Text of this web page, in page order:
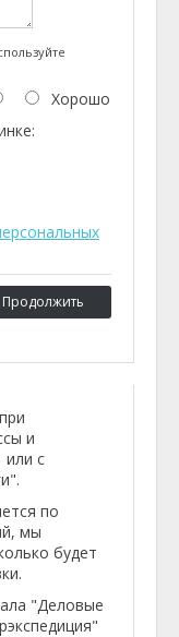
Хорошо
Продолжить
и
или с
по
мы
будет
"Деловые